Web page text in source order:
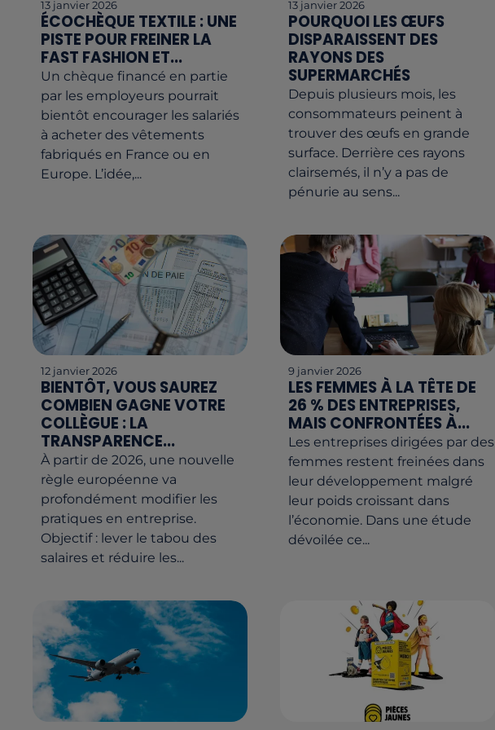
13 janvier 2026
ÉCOCHÈQUE TEXTILE : UNE
PISTE POUR FREINER LA
FAST FASHION ET...
Un chèque financé en partie
par les employeurs pourrait
bientôt encourager les salariés
à acheter des vêtements
fabriqués en France ou en
Europe. L’idée,...
13 janvier 2026
POURQUOI LES ŒUFS
DISPARAISSENT DES
RAYONS DES
SUPERMARCHÉS
Depuis plusieurs mois, les
consommateurs peinent à
trouver des œufs en grande
surface. Derrière ces rayons
clairsemés, il n’y a pas de
pénurie au sens...
12 janvier 2026
BIENTÔT, VOUS SAUREZ
COMBIEN GAGNE VOTRE
COLLÈGUE : LA
TRANSPARENCE...
À partir de 2026, une nouvelle
règle européenne va
profondément modifier les
pratiques en entreprise.
Objectif : lever le tabou des
salaires et réduire les...
9 janvier 2026
LES FEMMES À LA TÊTE DE
26 % DES ENTREPRISES,
MAIS CONFRONTÉES À...
Les entreprises dirigées par des
femmes restent freinées dans
leur développement malgré
leur poids croissant dans
l’économie. Dans une étude
dévoilée ce...